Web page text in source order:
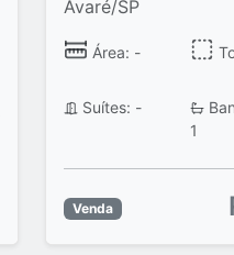
Avaré/SP
Área: -
Suítes: -
1
Venda